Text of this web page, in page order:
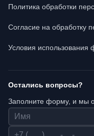
Политика обработки
Согласие на обработку
Условия использования
Остались вопросы?
Заполните форму, и мы
Имя
Телефон